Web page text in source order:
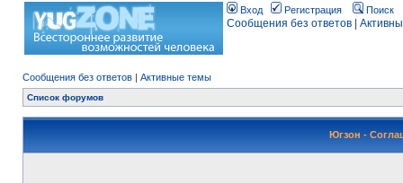
Вход Регистрация Поиск
Сообщения без ответов
Сообщения без ответов | Активные темы
Список форумов
Югзон -